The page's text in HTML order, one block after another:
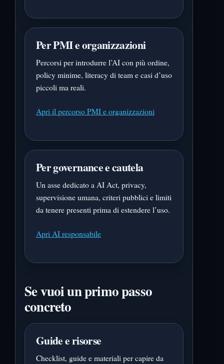
Per PMI e organizzazioni
Percorsi per introdurre l’AI con più ordine,
policy minime, literacy di team e casi d’uso
piccoli ma reali.
Apri il percorso PMI e organizzazioni
Per governance e cautela
Un asse dedicato a AI Act, privacy,
supervisione umana, criteri pubblici e limiti
da tenere presenti prima di estendere l’uso.
Apri AI responsabile
Se vuoi un primo passo
concreto
Guide e risorse
Checklist, guide e materiali per capire da